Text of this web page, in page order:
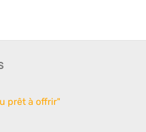
prêt à offrir"